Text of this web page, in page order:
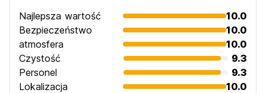
Najlepsza wartość
10.0
Bezpieczeństwo
10.0
atmosfera
10.0
Czystość
9.3
Personel
9.3
Lokalizacja
10.0